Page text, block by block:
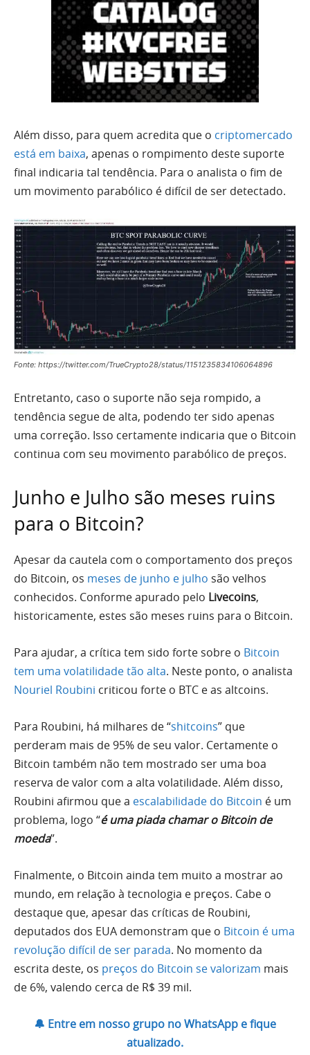
Além disso, para quem acredita que o criptomercado
está em baixa, apenas o rompimento deste suporte
final indicaria tal tendência. Para o analista o fim de
um movimento parabólico é difícil de ser detectado.
Fonte: https://twitter.com/TrueCrypto28/status/1151235834106064896
Entretanto, caso o suporte não seja rompido, a
tendência segue de alta, podendo ter sido apenas
uma correção. Isso certamente indicaria que o Bitcoin
continua com seu movimento parabólico de preços.
Junho e Julho são meses ruins
para o Bitcoin?
Apesar da cautela com o comportamento dos preços
do Bitcoin, os meses de junho e julho são velhos
conhecidos. Conforme apurado pelo Livecoins,
historicamente, estes são meses ruins para o Bitcoin.
Para ajudar, a crítica tem sido forte sobre o Bitcoin
tem uma volatilidade tão alta. Neste ponto, o analista
Nouriel Roubini criticou forte o BTC e as altcoins.
Para Roubini, há milhares de “shitcoins” que
perderam mais de 95% de seu valor. Certamente o
Bitcoin também não tem mostrado ser uma boa
reserva de valor com a alta volatilidade. Além disso,
Roubini afirmou que a escalabilidade do Bitcoin é um
problema, logo “é uma piada chamar o Bitcoin de
moeda”.
Finalmente, o Bitcoin ainda tem muito a mostrar ao
mundo, em relação à tecnologia e preços. Cabe o
destaque que, apesar das críticas de Roubini,
deputados dos EUA demonstram que o Bitcoin é uma
revolução difícil de ser parada. No momento da
escrita deste, os preços do Bitcoin se valorizam mais
de 6%, valendo cerca de R$ 39 mil.
🔔 Entre em nosso grupo no WhatsApp e fique
atualizado.